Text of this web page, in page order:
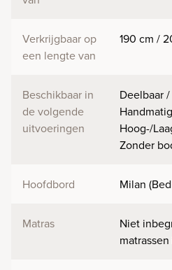
Verkrijgbaar op
een lengte van
190 cm /
Beschikbaar in
de volgende
uitvoeringen
Deelbaar
Hoog-/
Zonder
Hoofdbord Milan
Matras
Niet